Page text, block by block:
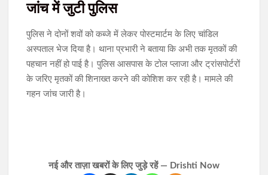
जांच में जुटी पुलिस
पुलिस ने दोनों शवों को कब्जे में लेकर पोस्टमार्टम के लिए चांडिल
अस्पताल भेज दिया है। थाना प्रभारी ने बताया कि अभी तक मृतकों की
पहचान नहीं हो पाई है। पुलिस आसपास के टोल प्लाजा और ट्रांसपोर्टरों
के जरिए मृतकों की शिनाख्त करने की कोशिश कर रही है। मामले की
गहन जांच जारी है।
नई और ताज़ा खबरों के लिए जुड़े रहें — Drishti Now